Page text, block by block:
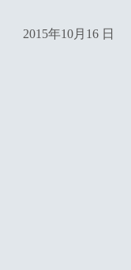
年10月16 日